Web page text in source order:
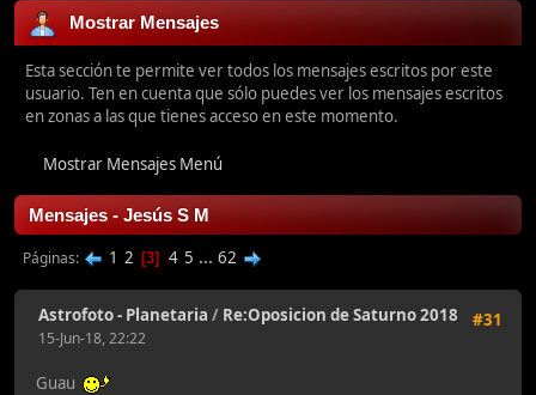
Mostrar Mensajes
Esta sección te permite ver todos los mensajes escritos por este
usuario. Ten en cuenta que sólo puedes ver los mensajes escritos
en zonas a las que tienes acceso en este momento.
Mostrar Mensajes Menú
Mensajes - Jesús S M
Páginas 1 2 3 4 5 ... 62
#31
Astrofoto - Planetaria / Re:Oposicion de Saturno 2018
15-Jun-18, 22:22
Guau